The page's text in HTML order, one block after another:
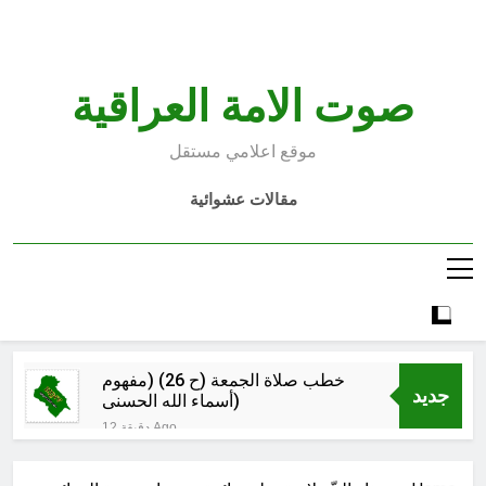
صوت الامة العراقية
موقع اعلامي مستقل
مقالات عشوائية
جديد
خطب صلاة الجمعة (ح 26) (مفهوم
أسماء الله الحسنى)
12 دقيقة Ago